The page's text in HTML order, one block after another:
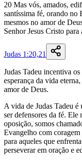
20 Mas vós, amados,
santíssima fé, orando no
mesmos no amorde
SenhorJesus Cristo para
Judas 1:20,21
Judas Tadeu incentiva
esperança da vida
amor de Deus.
A vida de Judas Tadeu é
ser defensores da fé. Ele
oposição, somos
Evangelho com
para aqueles que
perseverar em oração e